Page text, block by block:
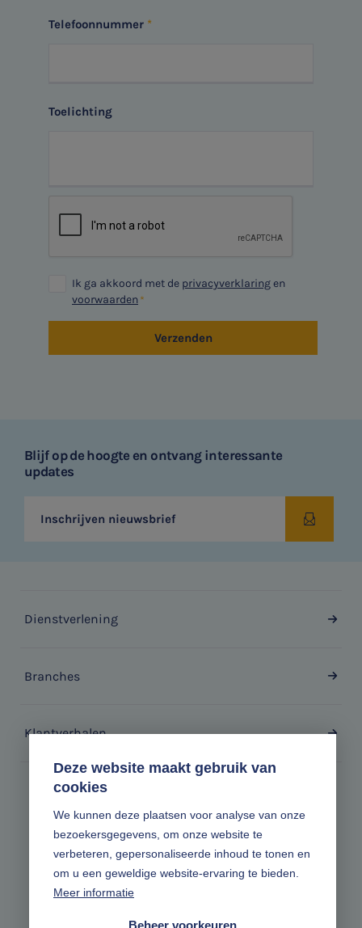
Deze website maakt gebruik van
cookies
We kunnen deze plaatsen voor analyse van onze
bezoekersgegevens, om onze website te
verbeteren, gepersonaliseerde inhoud te tonen en
om u een geweldige website-ervaring te bieden.
Meer informatie
Beheer voorkeuren
Telefoonnummer
Toelichting
Ik ga akkoord met de privacyverklaringen
voorwaarden
Verzenden
Blijf op de hoogte en ontvang interessante
updates
Inschrijven nieuwsbrief
Dienstverlening
Branches
Klantverhalen
Volg ons online